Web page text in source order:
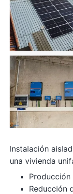
Instalación
una vivienda
Producción
Reducción